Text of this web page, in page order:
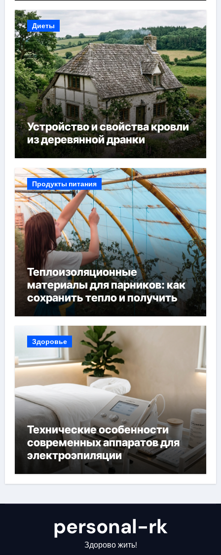
Диеты
Устройство и свойства кровли
из деревянной дранки
Продукты питания
Теплоизоляционные
материалы для парников: как
сохранить тепло и получить
богатый урожай
Здоровье
Технические особенности
современных аппаратов для
электроэпиляции
personal-rk
Здорово жить!